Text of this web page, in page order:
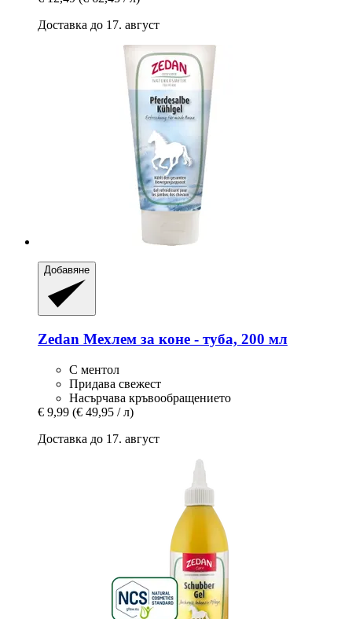
Доставка до 17. август
Добавяне
Zedan Мехлем за коне -​ туба, 200 мл
С ментол
Придава свежест
Насърчава кръвообращението
€ 9,99 (€ 49,95 / л)
Доставка до 17. август